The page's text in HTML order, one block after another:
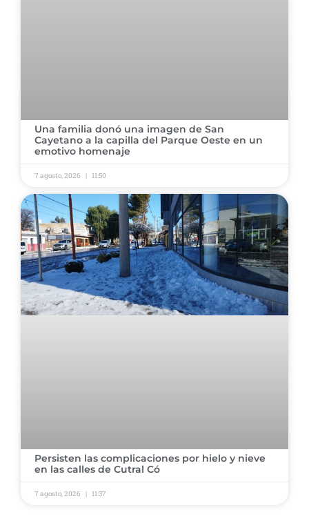
Una familia donó una imagen de San
Cayetano a la capilla del Parque Oeste en un
emotivo homenaje
7 agosto, 2026 11:50
Persisten las complicaciones por hielo y nieve
en las calles de Cutral Có
7 agosto, 2026 11:37